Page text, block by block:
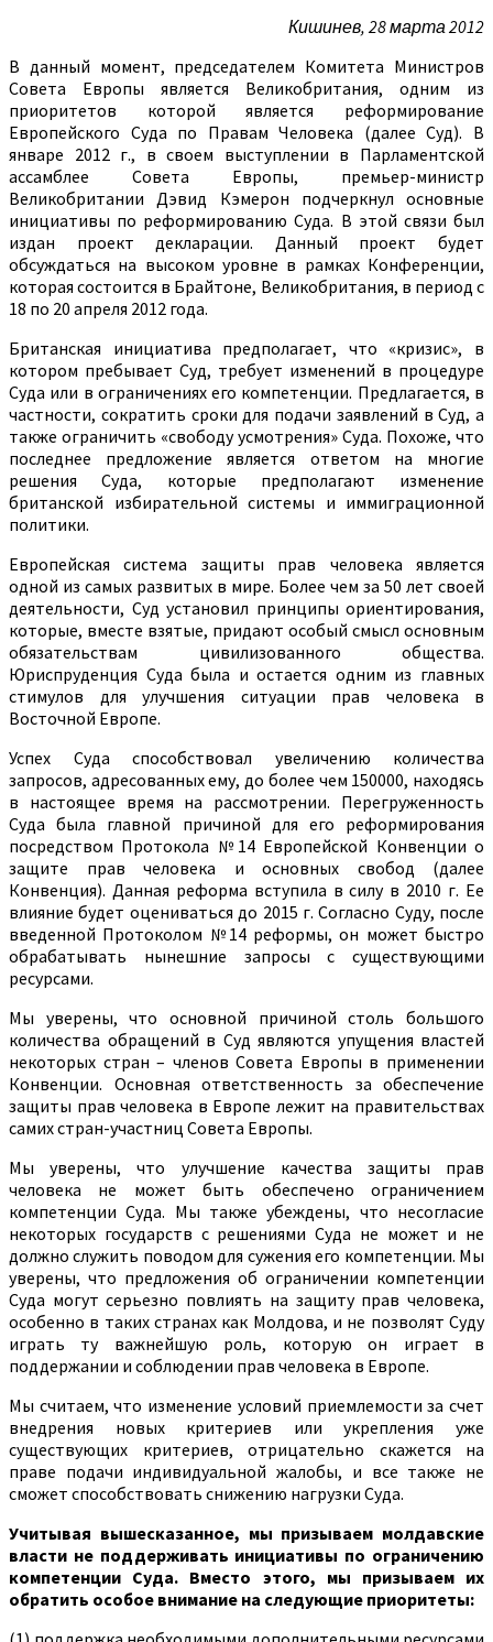
Кишинев, 28 марта 2012
В данный момент, председателем Комитета Министров
Совета Европы является Великобритания, одним из
приоритетов которой является реформирование
Европейского Суда по Правам Человека (далее Суд). В
январе 2012 г., в своем выступлении в Парламентской
ассамблее Совета Европы, премьер-министр
Великобритании Дэвид Кэмерон подчеркнул основные
инициативы по реформированию Суда. В этой связи был
издан проект декларации. Данный проект будет
обсуждаться на высоком уровне в рамках Конференции,
которая состоится в Брайтоне, Великобритания, в период с
18 по 20 апреля 2012 года.
Британская инициатива предполагает, что «кризис», в
котором пребывает Суд, требует изменений в процедуре
Суда или в ограничениях его компетенции. Предлагается, в
частности, сократить сроки для подачи заявлений в Суд, а
также ограничить «свободу усмотрения» Суда. Похоже, что
последнее предложение является ответом на многие
решения Суда, которые предполагают изменение
британской избирательной системы и иммиграционной
политики.
Европейская система защиты прав человека является
одной из самых развитых в мире. Более чем за 50 лет своей
деятельности, Суд установил принципы ориентирования,
которые, вместе взятые, придают особый смысл основным
обязательствам цивилизованного общества.
Юриспруденция Суда была и остается одним из главных
стимулов для улучшения ситуации прав человека в
Восточной Европе.
Успех Суда способствовал увеличению количества
запросов, адресованных ему, до более чем 150000, находясь
в настоящее время на рассмотрении. Перегруженность
Суда была главной причиной для его реформирования
посредством Протокола №14 Европейской Конвенции о
защите прав человека и основных свобод (далее
Конвенция). Данная реформа вступила в силу в 2010 г. Ее
влияние будет оцениваться до 2015 г. Согласно Суду, после
введенной Протоколом №14 реформы, он может быстро
обрабатывать нынешние запросы с существующими
ресурсами.
Мы уверены, что основной причиной столь большого
количества обращений в Суд являются упущения властей
некоторых стран – членов Совета Европы в применении
Конвенции. Основная ответственность за обеспечение
защиты прав человека в Европе лежит на правительствах
самих стран-участниц Совета Европы.
Мы уверены, что улучшение качества защиты прав
человека не может быть обеспечено ограничением
компетенции Суда. Мы также убеждены, что несогласие
некоторых государств с решениями Суда не может и не
должно служить поводом для сужения его компетенции. Мы
уверены, что предложения об ограничении компетенции
Суда могут серьезно повлиять на защиту прав человека,
особенно в таких странах как Молдова, и не позволят Суду
играть ту важнейшую роль, которую он играет в
поддержании и соблюдении прав человека в Европе.
Мы считаем, что изменение условий приемлемости за счет
внедрения новых критериев или укрепления уже
существующих критериев, отрицательно скажется на
праве подачи индивидуальной жалобы, и все также не
сможет способствовать снижению нагрузки Суда.
Учитывая вышесказанное, мы призываем молдавские
власти не поддерживать инициативы по ограничению
компетенции Суда. Вместо этого, мы призываем их
обратить особое внимание на следующие приоритеты: